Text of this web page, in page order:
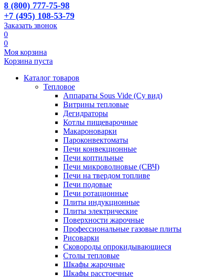
8 (800) 777-75-98
+7 (495) 108-53-79
Заказать звонок
0
0
Моя корзина
Корзина пуста
Каталог товаров
Тепловое
Аппараты Sous Vide (Су вид)
Витрины тепловые
Дегидраторы
Котлы пищеварочные
Макароноварки
Пароконвектоматы
Печи конвекционные
Печи коптильные
Печи микроволновые (СВЧ)
Печи на твердом топливе
Печи подовые
Печи ротационные
Плиты индукционные
Плиты электрические
Поверхности жарочные
Профессиональные газовые плиты
Рисоварки
Сковороды опрокидывающиеся
Столы тепловые
Шкафы жарочные
Шкафы расстоечные